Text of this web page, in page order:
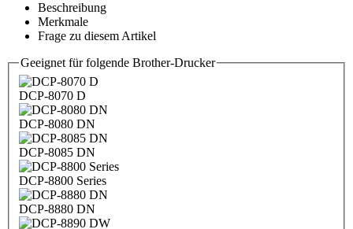
Beschreibung
Merkmale
Frage zu diesem Artikel
Geeignet für folgende Brother-Drucker
DCP-8070 D
DCP-8080 DN
DCP-8085 DN
DCP-8800 Series
DCP-8880 DN